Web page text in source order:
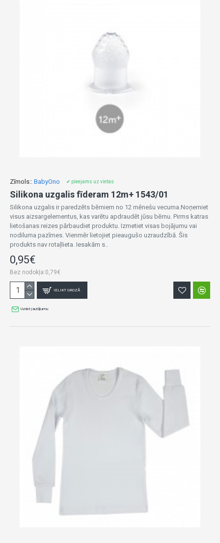
Zīmols:: BabyOno ✔ pieejams uz vietas
Silikona uzgalis fīderam 12m+ 1543/01
Silikona uzgalis ir paredzēts bērniem no 12 mēnešu vecuma.Noņemiet
visus aizsargelementus, kas varētu apdraudēt jūsu bērnu. Pirms katras
lietošanas reizes pārbaudiet produktu. Izmetiet visas bojājumu vai
nodiluma pazīmes. Vienmēr lietojiet pieaugušo uzraudzībā. Šis
produkts nav rotaļlieta. Iesakām s..
0,95€
Bez nodokļa:0,79€
IELIKT GROZĀ
Uzdot jautājumu